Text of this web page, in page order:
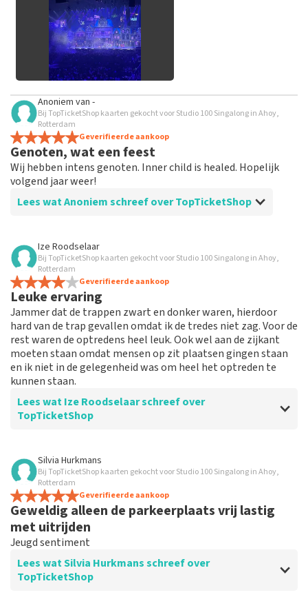
bekijken
Anoniem van -
Bij TopTicketShop kaarten gekocht voor Studio 100 Singalong in Ahoy,
Rotterdam
Geverifieerde aankoop
Genoten, wat een feest
Wij hebben intens genoten. Inner child is healed. Hopelijk
volgend jaar weer!
Lees wat Anoniem schreef over TopTicketShop
Beoordeling van Anoniem over
Goed geregeld
Goede plekken, betrouwbare site.
Ize Roodselaar
Bij TopTicketShop kaarten gekocht voor Studio 100 Singalong in Ahoy,
Rotterdam
Geverifieerde aankoop
Leuke ervaring
Jammer dat de trappen zwart en donker waren, hierdoor
hard van de trap gevallen omdat ik de tredes niet zag. Voor de
rest waren de optredens heel leuk. Ook wel aan de zijkant
moeten staan omdat mensen op zit plaatsen gingen staan
en ik niet in de gelegenheid was om heel het optreden te
kunnen staan.
Lees wat Ize Roodselaar schreef over
TopTicketShop
Beoordeling van Ize Roodselaar over
Prima
Silvia Hurkmans
Bij TopTicketShop kaarten gekocht voor Studio 100 Singalong in Ahoy,
Rotterdam
Geverifieerde aankoop
Geweldig alleen de parkeerplaats vrij lastig
met uitrijden
Jeugd sentiment
Lees wat Silvia Hurkmans schreef over
TopTicketShop